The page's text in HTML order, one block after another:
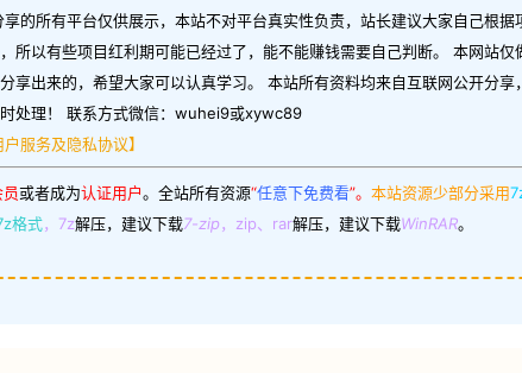
的所有平台仅供展示，本站不对平台真实性负责，站长建议大家自己根
所以有些项目红利期可能已经过了，能不能赚钱需要自己判断。 本网站
享出来的，希望大家可以认真学习。 本站所有资料均来自互联网公开分
处理！ 联系方式微信：wuhei9或xywc89
户服务及隐私协议】
或者成为认证用户。 全站所有资源“任意下免费看”。 本站资源少部分采用
格式，7z解压，建议下载7-zip，zip、rar解压，建议下载WinRAR。